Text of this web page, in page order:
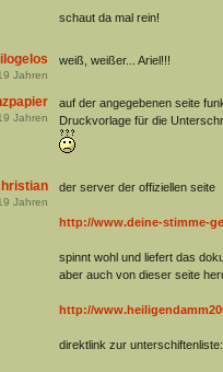
schaut da mal rein!
Jahren
weiß, weißer... Ariel!!!
Jahren
auf der angegebenen seite
Druckvorlage für die
Jahren
der server der offiziellen seite
http://www.deine-stimme-
spinnt wohl und liefert das
aber auch von dieser seite
http://
direktlink zur unterschiftenliste: